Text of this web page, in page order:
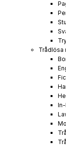
Trådlösa